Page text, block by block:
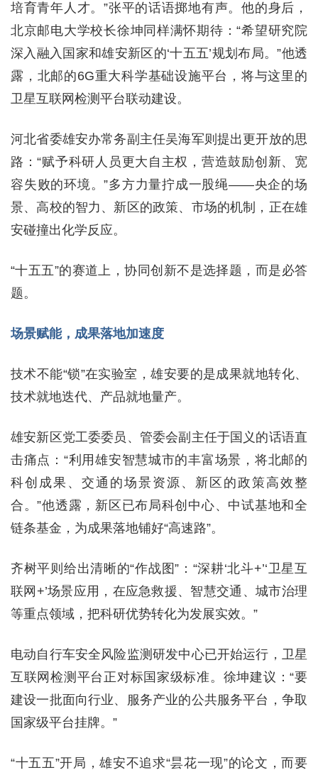
培育青年人才。”张平的话语掷地有声。他的身后，
北京邮电大学校长徐坤同样满怀期待：“希望研究院
深入融入国家和雄安新区的‘十五五’规划布局。”他透
露，北邮的6G重大科学基础设施平台，将与这里的
卫星互联网检测平台联动建设。
河北省委雄安办常务副主任吴海军则提出更开放的思
路：“赋予科研人员更大自主权，营造鼓励创新、宽
容失败的环境。”多方力量拧成一股绳——央企的场
景、高校的智力、新区的政策、市场的机制，正在雄
安碰撞出化学反应。
“十五五”的赛道上，协同创新不是选择题，而是必答
题。
场景赋能，成果落地加速度
技术不能“锁”在实验室，雄安要的是成果就地转化、
技术就地迭代、产品就地量产。
雄安新区党工委委员、管委会副主任于国义的话语直
击痛点：“利用雄安智慧城市的丰富场景，将北邮的
科创成果、交通的场景资源、新区的政策高效整
合。”他透露，新区已布局科创中心、中试基地和全
链条基金，为成果落地铺好“高速路”。
齐树平则给出清晰的“作战图”：“深耕‘北斗+’‘卫星互
联网+’场景应用，在应急救援、智慧交通、城市治理
等重点领域，把科研优势转化为发展实效。”
电动自行车安全风险监测研发中心已开始运行，卫星
互联网检测平台正对标国家级标准。徐坤建议：“要
建设一批面向行业、服务产业的公共服务平台，争取
国家级平台挂牌。”
“十五五”开局，雄安不追求“昙花一现”的论文，而要